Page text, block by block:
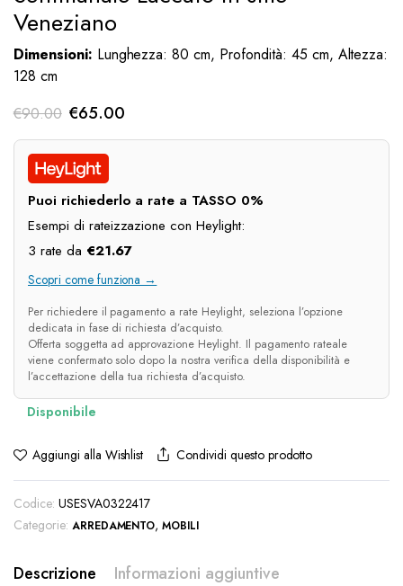
Veneziano
Dimensioni: Lunghezza: 80 cm, Profondità: 45 cm, Altezza:
128 cm
€90.00 Il
prezzo
originale
era:
€90.00.
€65.00Il
prezzo
€65.00.
Puoi richiederlo a rate a TASSO 0%
Esempi di rateizzazione con Heylight:
3 rate da €21.67
Scopri come funziona →
Per richiedere il pagamento a rate Heylight, seleziona l’opzione
dedicata in fase di richiesta d’acquisto.
Offerta soggetta ad approvazione Heylight. Il pagamento rateale
viene confermato solo dopo la nostra verifica della disponibilità e
l’accettazione della tua richiesta d’acquisto.
Aggiungi alla Wishlist Condividi questo prodotto
Codice: USESVA0322417
Categorie: ARREDAMENTO,MOBILI
Descrizione Informazioni aggiuntive